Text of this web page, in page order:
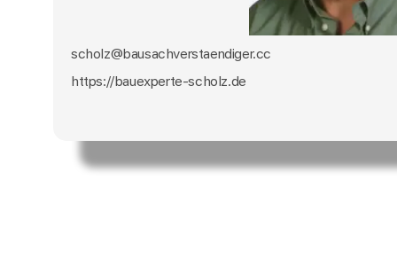
scholz@bausachverstaendiger.cc
https://bauexperte-scholz.de